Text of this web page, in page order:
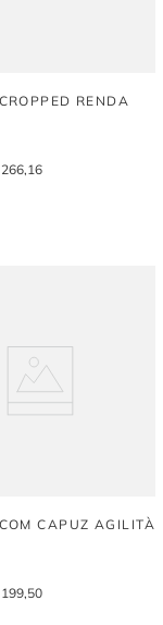
RENDA
266,16
CAPUZ AGILITÀ
199,50